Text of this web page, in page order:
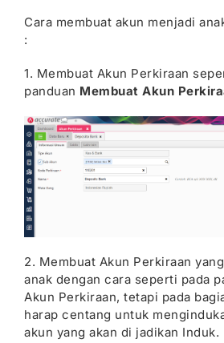
Cara membuat akun menjadi
:
1. Membuat Akun Perkiraan
panduan Membuat Akun
2. Membuat Akun Perkiraan
anak dengan cara seperti pada
Akun Perkiraan, tetapi pada
harap centang untuk
akun yang akan di jadikan Induk.